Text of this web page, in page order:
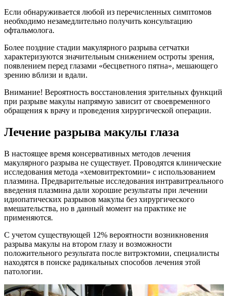
Если обнаруживается любой из перечисленных симптомов
необходимо незамедлительно получить консультацию
офтальмолога.
Более поздние стадии макулярного разрыва сетчатки
характеризуются значительным снижением остроты зрения,
появлением перед глазами «бесцветного пятна», мешающего
зрению вблизи и вдали.
Внимание! Вероятность восстановления зрительных функций
при разрыве макулы напрямую зависит от своевременного
обращения к врачу и проведения хирургической операции.
Лечение разрыва макулы глаза
В настоящее время консервативных методов лечения
макулярного разрыва не существует. Проводятся клинические
исследования метода «хемовитректомии» с использованием
плазмина. Предварительные исследования интравитреального
введения плазмина дали хорошие результаты при лечении
идиопатических разрывов макулы без хирургического
вмешательства, но в данный момент на практике не
применяются.
С учетом существующей 12% вероятности возникновения
разрыва макулы на втором глазу и возможности
положительного результата после витрэктомии, специалисты
находятся в поиске радикальных способов лечения этой
патологии.